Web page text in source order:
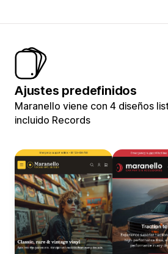
Ajustes predefinidos
Maranello viene con 4 diseños
incluido Records